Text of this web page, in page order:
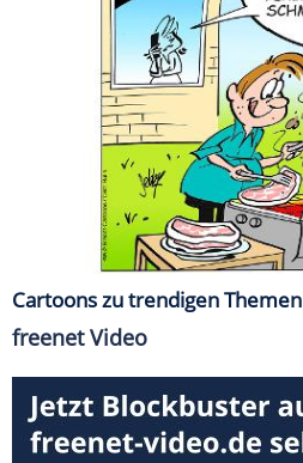
Cartoons zu trendigen Themen
freenet Video